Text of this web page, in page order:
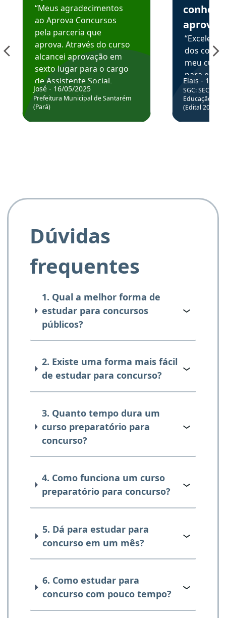
“Meus agradecimentos
ao Aprova Concursos
pela parceria que
aprova. Através do curso
alcancei aprovação em
sexto lugar para o cargo
de Assistente Social.
Hoje estou atuando na
Prefeitura de Santarém.
José - 16/05/2025
Prefeitura Municipal de Santarém
(Pará)
aprova
dos
meu
para
colocar
através
de
Elais - 15/
SGC: SEC BA
Educação
(Edital
Dúvidas
frequentes
1. Qual a melhor forma de
estudar para concursos
públicos?
2. Existe uma forma mais fácil
de estudar para concurso?
3. Quanto tempo dura um
curso preparatório para
concurso?
4. Como funciona um curso
preparatório para concurso?
5. Dá para estudar para
concurso em um mês?
6. Como estudar para
concurso com pouco tempo?